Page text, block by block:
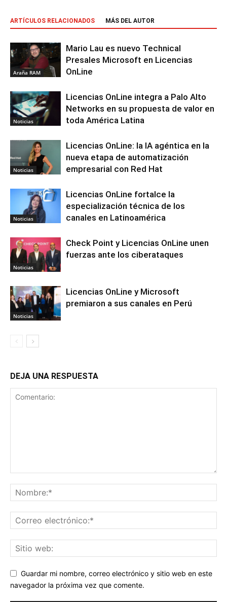
ARTÍCULOS RELACIONADOS MÁS DEL AUTOR
Araña RAM
Mario Lau es nuevo Technical
Presales Microsoft en Licencias
OnLine
Noticias
Licencias OnLine integra a Palo Alto
Networks en su propuesta de valor en
toda América Latina
Noticias
Licencias OnLine: la IA agéntica en la
nueva etapa de automatización
empresarial con Red Hat
Noticias
Licencias OnLine fortalce la
especialización técnica de los
canales en Latinoamérica
Noticias
Check Point y Licencias OnLine unen
fuerzas ante los ciberataques
Noticias
Licencias OnLine y Microsoft
premiaron a sus canales en Perú
DEJA UNA RESPUESTA
Guardar mi nombre, correo electrónico y sitio web en este
navegador la próxima vez que comente.